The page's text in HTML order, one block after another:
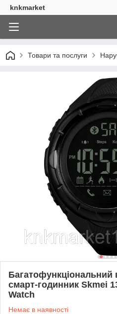
knkmarket
Товари та послуги
смарт-годинник Skmei
Watch
Немає в наявності